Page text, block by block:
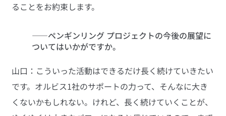
ることをお約束します。
――ペンギンリング プロジェクトの今後の展望に
ついてはいかがですか。
山口：こういった活動はできるだけ長く続けていきたい
です。オルビス1社のサポートの力って、そんなに大き
くないかもしれない。けれど、長く続けていくことが、